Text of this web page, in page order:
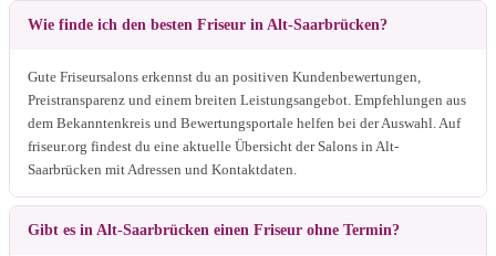
Wie finde ich den besten Friseur in Alt-Saarbrücken?
Gute Friseursalons erkennst du an positiven Kundenbewertungen,
Preistransparenz und einem breiten Leistungsangebot. Empfehlungen aus
dem Bekanntenkreis und Bewertungsportale helfen bei der Auswahl. Auf
friseur.org findest du eine aktuelle Übersicht der Salons in Alt-
Saarbrücken mit Adressen und Kontaktdaten.
Gibt es in Alt-Saarbrücken einen Friseur ohne Termin?